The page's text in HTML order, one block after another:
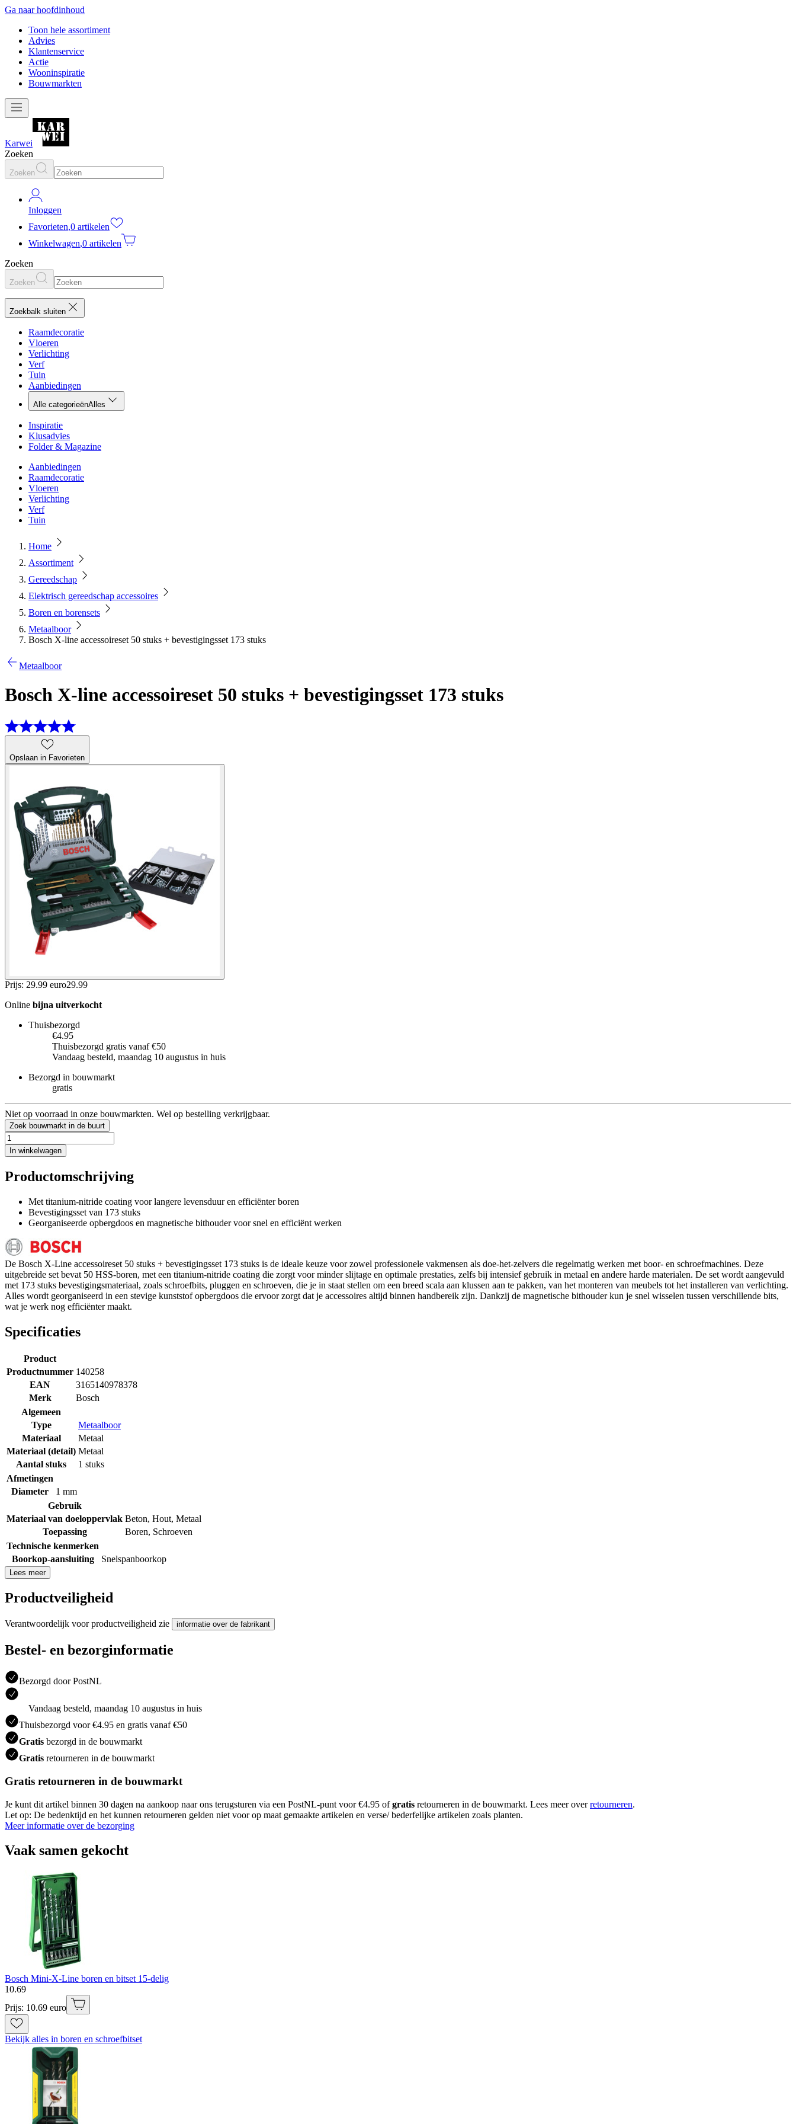
Ga naar hoofdinhoud
Toon hele assortiment
Advies
Klantenservice
Actie
Wooninspiratie
Bouwmarkten
Karwei
Zoeken
Zoeken
Inloggen
Favorieten,0 artikelen
Winkelwagen,0 artikelen
Zoeken
Zoeken
Zoekbalk sluiten
Raamdecoratie
Vloeren
Verlichting
Verf
Tuin
Aanbiedingen
Alle categorieënAlles
Inspiratie
Klusadvies
Folder & Magazine
Aanbiedingen
Raamdecoratie
Vloeren
Verlichting
Verf
Tuin
Home
Assortiment
Gereedschap
Elektrisch gereedschap accessoires
Boren en borensets
Metaalboor
Bosch X-line accessoireset 50 stuks + bevestigingsset 173 stuks
Metaalboor
Bosch X-line accessoireset 50 stuks + bevestigingsset 173 stuks
Opslaan in Favorieten
Prijs: 29.99 euro29.99
Online bijna uitverkocht
Thuisbezorgd
€4.95
Thuisbezorgd gratis vanaf €50
Vandaag besteld, maandag 10 augustus in huis
Bezorgd in bouwmarkt
gratis
Niet op voorraad in onze bouwmarkten. Wel op bestelling verkrijgbaar.
Zoek bouwmarkt in de buurt
In winkelwagen
Productomschrijving
Met titanium-nitride coating voor langere levensduur en efficiënter boren
Bevestigingsset van 173 stuks
Georganiseerde opbergdoos en magnetische bithouder voor snel en efficiënt werken
De Bosch X-Line accessoireset 50 stuks + bevestigingsset 173 stuks is de ideale keuze voor zowel professionele vakmensen als doe-het-zelvers die regelmatig werken met boor- en schroefmachines. Deze
uitgebreide set bevat 50 HSS-boren, met een titanium-nitride coating die zorgt voor minder slijtage en optimale prestaties, zelfs bij intensief gebruik in metaal en andere harde materialen. De set wordt aangevuld
met 173 stuks bevestigingsmateriaal, zoals schroefbits, pluggen en schroeven, die je in staat stellen om een breed scala aan klussen aan te pakken, van het monteren van meubels tot het installeren van verlichting.
Alles wordt georganiseerd in een stevige kunststof opbergdoos die ervoor zorgt dat je accessoires altijd binnen handbereik zijn. Dankzij de magnetische bithouder kun je snel wisselen tussen verschillende bits,
wat je werk nog efficiënter maakt.
Specificaties
Product
Productnummer 140258
EAN
3165140978378
Merk
Bosch
Algemeen
Type
Metaalboor
Materiaal
Metaal
Materiaal (detail) Metaal
Aantal stuks
1 stuks
Afmetingen
Diameter
1 mm
Gebruik
Materiaal van doeloppervlak Beton, Hout, Metaal
Toepassing
Boren, Schroeven
Technische kenmerken
Boorkop-aansluiting
Snelspanboorkop
Lees meer
Productveiligheid
Verantwoordelijk voor productveiligheid zie informatie over de fabrikant
Bestel- en bezorginformatie
Bezorgd door PostNL
Vandaag besteld, maandag 10 augustus in huis
Thuisbezorgd voor €4.95 en gratis vanaf €50
Gratis bezorgd in de bouwmarkt
Gratis retourneren in de bouwmarkt
Gratis retourneren in de bouwmarkt
Je kunt dit artikel binnen 30 dagen na aankoop naar ons terugsturen via een PostNL-punt voor €4.95 ofgratis retourneren in de bouwmarkt. Lees meer overretourneren.
Let op: De bedenktijd en het kunnen retourneren gelden niet voor op maat gemaakte artikelen en verse/ bederfelijke artikelen zoals planten.
Meer informatie over de bezorging
Vaak samen gekocht
Bosch Mini-X-Line boren en bitset 15-delig
10.69
Prijs: 10.69 euro
Bekijk alles in boren en schroefbitset